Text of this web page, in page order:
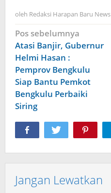
oleh Redaksi Harapan Baru News
Navigasi
pos
Pos sebelumnya
Atasi Banjir, Gubernur
Helmi Hasan :
Pemprov Bengkulu
Siap Bantu Pemkot
Bengkulu Perbaiki
Siring
Jangan Lewatkan